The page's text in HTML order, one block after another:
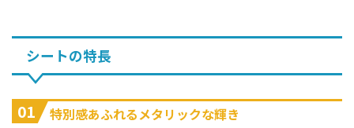
シートの特長
01
特別感あふれるメタリックな輝き